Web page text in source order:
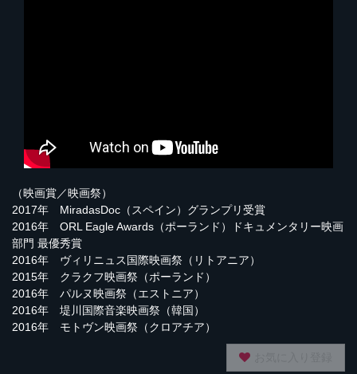
（映画賞／映画祭）
2017年 MiradasDoc（スペイン）グランプリ受賞
2016年 ORL Eagle Awards（ポーランド）ドキュメンタリー映画
部門 最優秀賞
2016年 ヴィリニュス国際映画祭（リトアニア）
2015年 クラクフ映画祭（ポーランド）
2016年 パルヌ映画祭（エストニア）
2016年 堤川国際音楽映画祭（韓国）
2016年 モトヴン映画祭（クロアチア）